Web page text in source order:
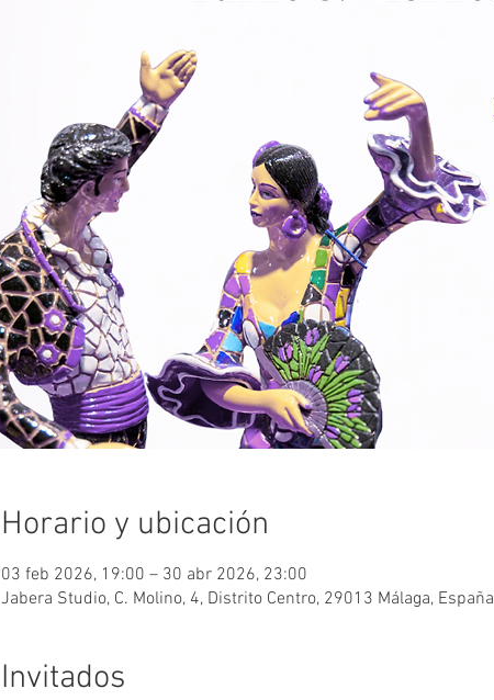
Horario y ubicación
03 feb 2026, 19:00 – 30 abr 2026, 23:00
Jabera Studio, C. Molino, 4, Distrito Centro, 29013 Málaga, España
Invitados